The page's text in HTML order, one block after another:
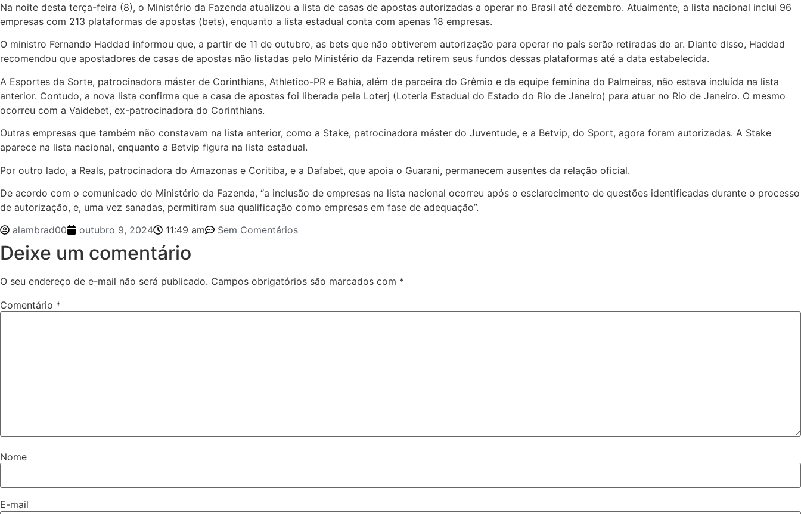
Na noite desta terça-feira (8), o Ministério da Fazenda atualizou a lista de casas de apostas autorizadas a operar no Brasil até dezembro. Atualmente, a lista nacional inclui 96
empresas com 213 plataformas de apostas (bets), enquanto a lista estadual conta com apenas 18 empresas.
O ministro Fernando Haddad informou que, a partir de 11 de outubro, as bets que não obtiverem autorização para operar no país serão retiradas do ar. Diante disso, Haddad
recomendou que apostadores de casas de apostas não listadas pelo Ministério da Fazenda retirem seus fundos dessas plataformas até a data estabelecida.
A Esportes da Sorte, patrocinadora máster de Corinthians, Athletico-PR e Bahia, além de parceira do Grêmio e da equipe feminina do Palmeiras, não estava incluída na lista
anterior. Contudo, a nova lista confirma que a casa de apostas foi liberada pela Loterj (Loteria Estadual do Estado do Rio de Janeiro) para atuar no Rio de Janeiro. O mesmo
ocorreu com a Vaidebet, ex-patrocinadora do Corinthians.
Outras empresas que também não constavam na lista anterior, como a Stake, patrocinadora máster do Juventude, e a Betvip, do Sport, agora foram autorizadas. A Stake
aparece na lista nacional, enquanto a Betvip figura na lista estadual.
Por outro lado, a Reals, patrocinadora do Amazonas e Coritiba, e a Dafabet, que apoia o Guarani, permanecem ausentes da relação oficial.
De acordo com o comunicado do Ministério da Fazenda, “a inclusão de empresas na lista nacional ocorreu após o esclarecimento de questões identificadas durante o processo
de autorização, e, uma vez sanadas, permitiram sua qualificação como empresas em fase de adequação”.
alambrad00
outubro 9, 2024 11:49 am Sem Comentários
Deixe um comentário
O seu endereço de e-mail não será publicado. Campos obrigatórios são marcados com *
Comentário *
Nome
E-mail